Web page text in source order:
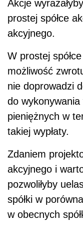
Akcje
prostej spółce
akcyjnego.
W prostej
możliwość
nie doprowadzi
do
pieniężnych w
takiej wypłaty.
Zdaniem
akcyjnego i
pozwoliłyby
spółki w
w obecnych